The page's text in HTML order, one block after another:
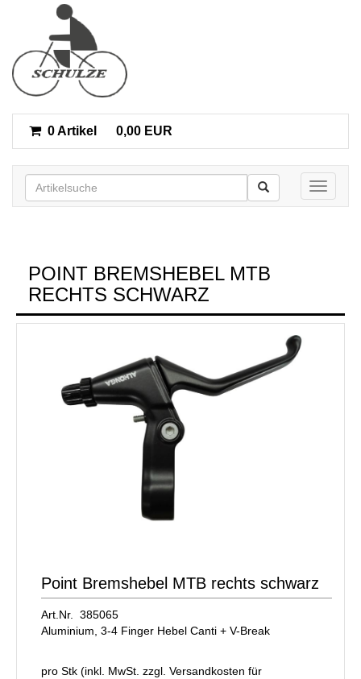
0 Artikel 0,00 EUR
Toggle
POINT BREMSHEBEL MTB
RECHTS SCHWARZ
Point Bremshebel MTB rechts schwarz
Art.Nr. 385065
Aluminium, 3-4 Finger Hebel Canti + V-Break
pro Stk (inkl. MwSt. zzgl. Versandkosten für